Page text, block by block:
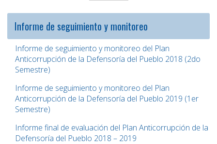
Informe de seguimiento y monitoreo
Informe de seguimiento y monitoreo del Plan
Anticorrupción de la Defensoría del Pueblo 2018 (2do
Semestre)
Informe de seguimiento y monitoreo del Plan
Anticorrupción de la Defensoría del Pueblo 2019 (1er
Semestre)
Informe final de evaluación del Plan Anticorrupción de la
Defensoría del Pueblo 2018 – 2019